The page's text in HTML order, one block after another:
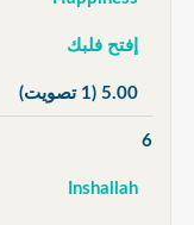
إفتح فلبك
5.00 (1 تصويت)
6
Inshallah